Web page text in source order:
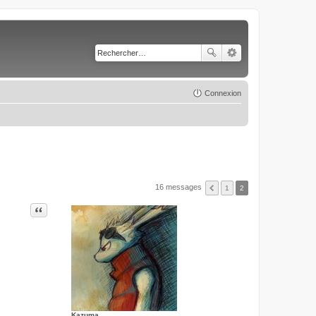
Connexion
16 messages 1 2
Citer